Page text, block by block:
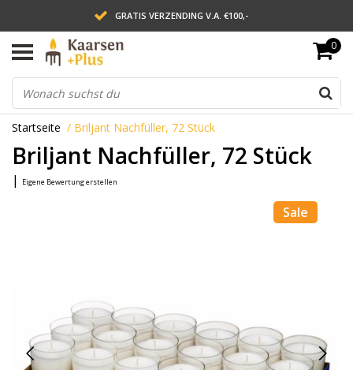
GRATIS VERZENDING V.A. €100,-
LEVERING BINNEN 2 WERKDAGEN
ACHTERAF BETALEN VIA AFTERPAY
0
Startseite / Briljant Nachfüller, 72 Stück
Briljant Nachfüller, 72 Stück
| Eigene Bewertung erstellen
Sale